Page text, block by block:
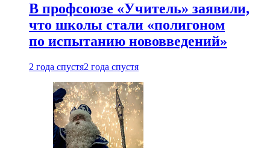
В профсоюзе «Учитель» заявили,
что школы стали «полигоном
по испытанию нововведений»
2 года спустя2 года спустя